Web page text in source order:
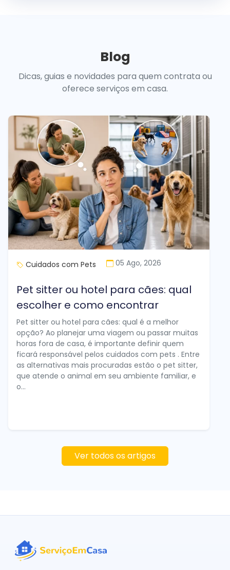
Blog
Dicas, guias e novidades para quem contrata ou
oferece serviços em casa.
Cuidados com Pets 05 Ago, 2026
Pet sitter ou hotel para cães: qual
escolher e como encontrar
Pet sitter ou hotel para cães: qual é a melhor
opção? Ao planejar uma viagem ou passar muitas
horas fora de casa, é importante definir quem
ficará responsável pelos cuidados com pets . Entre
as alternativas mais procuradas estão o pet sitter,
que atende o animal em seu ambiente familiar, e
o...
Ver todos os artigos